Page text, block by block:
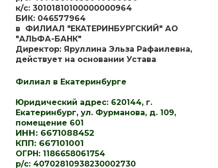
к/с: 30101810100000000964
БИК: 046577964
в ФИЛИАЛ "ЕКАТЕРИНБУРГСКИЙ" АО
"АЛЬФА-БАНК"
Директор: Яруллина Эльза Рафаилевна,
действует на основании Устава
Филиал в Екатеринбурге
Юридический адрес: 620144, г.
Екатеринбург, ул. Фурманова, д. 109,
помещение 601
ИНН: 6671088452
КПП: 667101001
ОГРН: 1186658061754
р/с: 40702810938230002730